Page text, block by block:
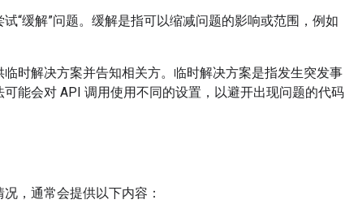
“缓解”问题。 缓解是指可以缩减问题的影响或范围，例如
时解决方案并告知相关方。 临时解决方案是指发生突发事
能会对 API 调用使用不同的设置，以避开出现问题的代码
，通常会提供以下内容：